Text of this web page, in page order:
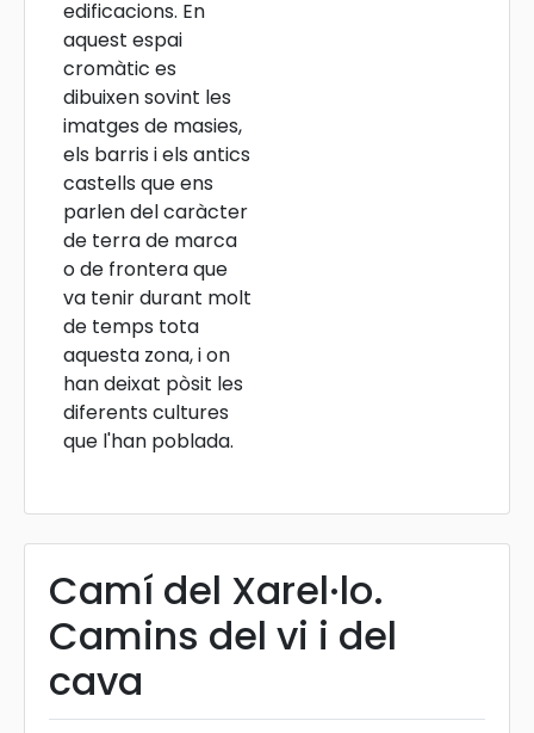
edificacions. En
aquest espai
cromàtic es
dibuixen sovint les
imatges de masies,
els barris i els antics
castells que ens
parlen del caràcter
de terra de marca
o de frontera que
va tenir durant molt
de temps tota
aquesta zona, i on
han deixat pòsit les
diferents cultures
que l'han poblada.
Camí del Xarel·lo.
Camins del vi i del
cava